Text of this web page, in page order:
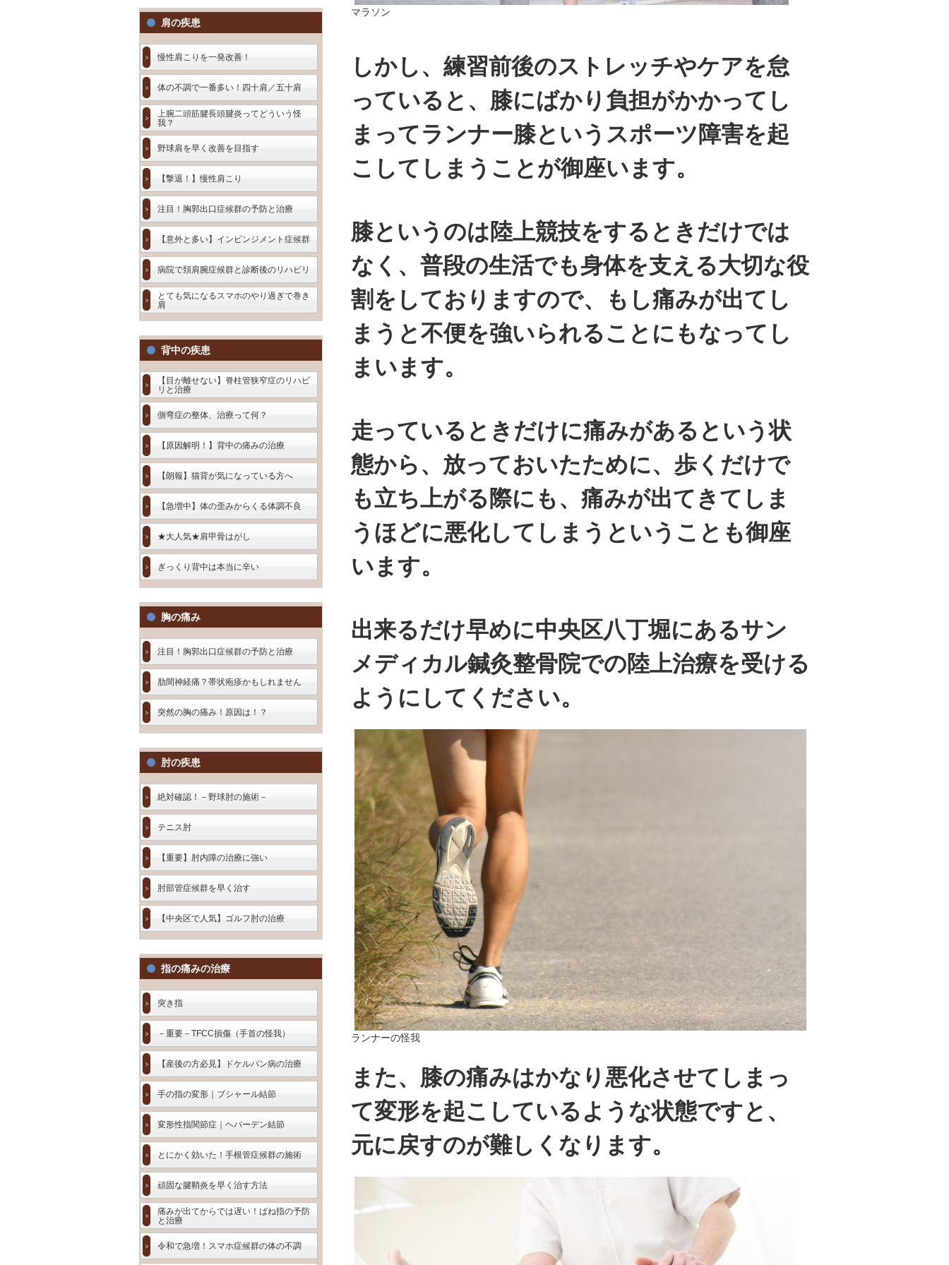
肩の疾患
慢性肩こりを一発改善！
体の不調で一番多い！四十肩／五十肩
上腕二頭筋腱長頭腱炎ってどういう怪
我？
野球肩を早く改善を目指す
【撃退！】慢性肩こり
注目！胸郭出口症候群の予防と治療
【意外と多い】インピンジメント症候群
病院で頚肩腕症候群と診断後のリハビリ
とても気になるスマホのやり過ぎで巻き
肩
背中の疾患
【目が離せない】脊柱管狭窄症のリハビ
リと治療
側弯症の整体、治療って何？
【原因解明！】背中の痛みの治療
【朗報】猫背が気になっている方へ
【急増中】体の歪みからくる体調不良
★大人気★肩甲骨はがし
ぎっくり背中は本当に辛い
胸の痛み
注目！胸郭出口症候群の予防と治療
肋間神経痛？帯状疱疹かもしれません
突然の胸の痛み！原因は！？
肘の疾患
絶対確認！－野球肘の施術－
テニス肘
【重要】肘内障の治療に強い
肘部管症候群を早く治す
【中央区で人気】ゴルフ肘の治療
指の痛みの治療
突き指
－重要－TFCC損傷（手首の怪我）
【産後の方必見】ドケルバン病の治療
手の指の変形｜ブシャール結節
変形性指関節症｜ヘバーデン結節
とにかく効いた！手根管症候群の施術
頑固な腱鞘炎を早く治す方法
痛みが出てからでは遅い！ばね指の予防
と治療
令和で急増！スマホ症候群の体の不調
マラソン
しかし、練習前後のストレッチやケアを怠
っていると、膝にばかり負担がかかってし
まってランナー膝というスポーツ障害を起
こしてしまうことが御座います。
膝というのは陸上競技をするときだけでは
なく、普段の生活でも身体を支える大切な役
割をしておりますので、もし痛みが出てし
まうと不便を強いられることにもなってし
まいます。
走っているときだけに痛みがあるという状
態から、放っておいたために、歩くだけで
も立ち上がる際にも、痛みが出てきてしま
うほどに悪化してしまうということも御座
います。
出来るだけ早めに中央区八丁堀にあるサン
メディカル鍼灸整骨院での陸上治療を受ける
ようにしてください。
ランナーの怪我
また、膝の痛みはかなり悪化させてしまっ
て変形を起こしているような状態ですと、
元に戻すのが難しくなります。